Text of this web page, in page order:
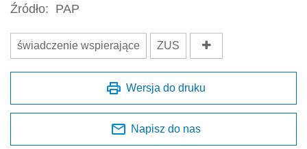
Źródło: PAP
świadczenie wspierające ZUS
Wersja do druku
Napisz do nas